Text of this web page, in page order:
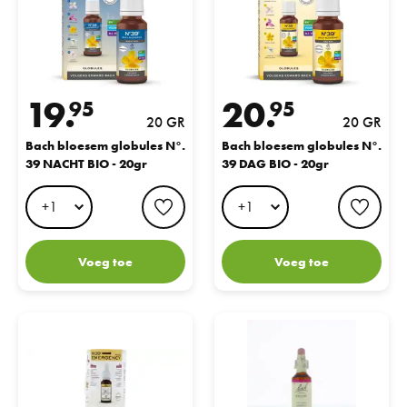
19.
95 20 GR
Bach bloesem globules N°.
39 NACHT BIO - 20gr
favorite button
Voeg toe
20.
95 20 GR
Bach bloesem globules N°.
39 DAG BIO - 20gr
Voeg toe